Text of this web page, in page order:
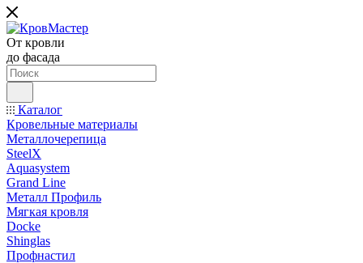
От кровли
до фасада
Каталог
Кровельные материалы
Металлочерепица
SteelX
Aquasystem
Grand Line
Металл Профиль
Мягкая кровля
Docke
Shinglas
Профнастил